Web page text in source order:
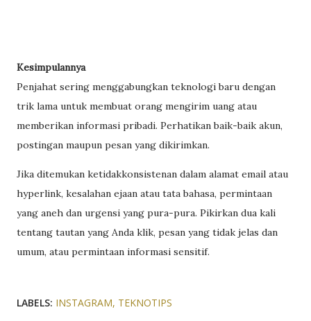
Kesimpulannya
Penjahat sering menggabungkan teknologi baru dengan
trik lama untuk membuat orang mengirim uang atau
memberikan informasi pribadi. Perhatikan baik-baik akun,
postingan maupun pesan yang dikirimkan.
Jika ditemukan ketidakkonsistenan dalam alamat email atau
hyperlink, kesalahan ejaan atau tata bahasa, permintaan
yang aneh dan urgensi yang pura-pura. Pikirkan dua kali
tentang tautan yang Anda klik, pesan yang tidak jelas dan
umum, atau permintaan informasi sensitif.
LABELS: INSTAGRAM TEKNOTIPS